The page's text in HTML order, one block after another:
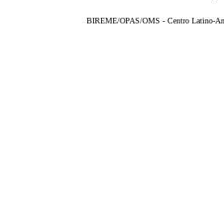
BIREME/OPAS/OMS - Centro Latino-